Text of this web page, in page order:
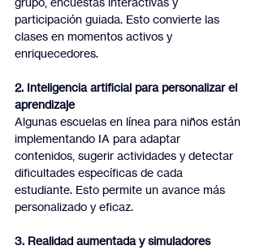
participación guiada. Esto convierte las
clases en momentos activos y
enriquecedores.
2. Inteligencia artificial para personalizar el
aprendizaje
Algunas escuelas en línea para niños están
implementando IA para adaptar
contenidos, sugerir actividades y detectar
dificultades específicas de cada
estudiante. Esto permite un avance más
personalizado y eficaz.
3. Realidad aumentada y simuladores